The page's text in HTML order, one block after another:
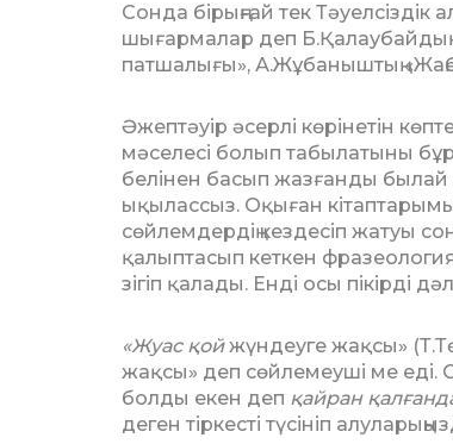
Сонда бірыңғай тек
шығармалар деп
патшалығы», А.Жұбаныштың
Әжептәуір әсерлі көрінетін
мәселесі болып та­былатыны
бе­лінен басып жазғанды былай
ықылассыз. Оқыған
сөйлемдердің кездесіп жатуы
қалыптасып кет­кен
зі­гіп қалады. Енді осы пікірді
«Жуас қойжүндеуге жақсы»
жақсы» деп сөйлемеуші ме еді.
болды екен деп қайран
деген тіркесті түсініп